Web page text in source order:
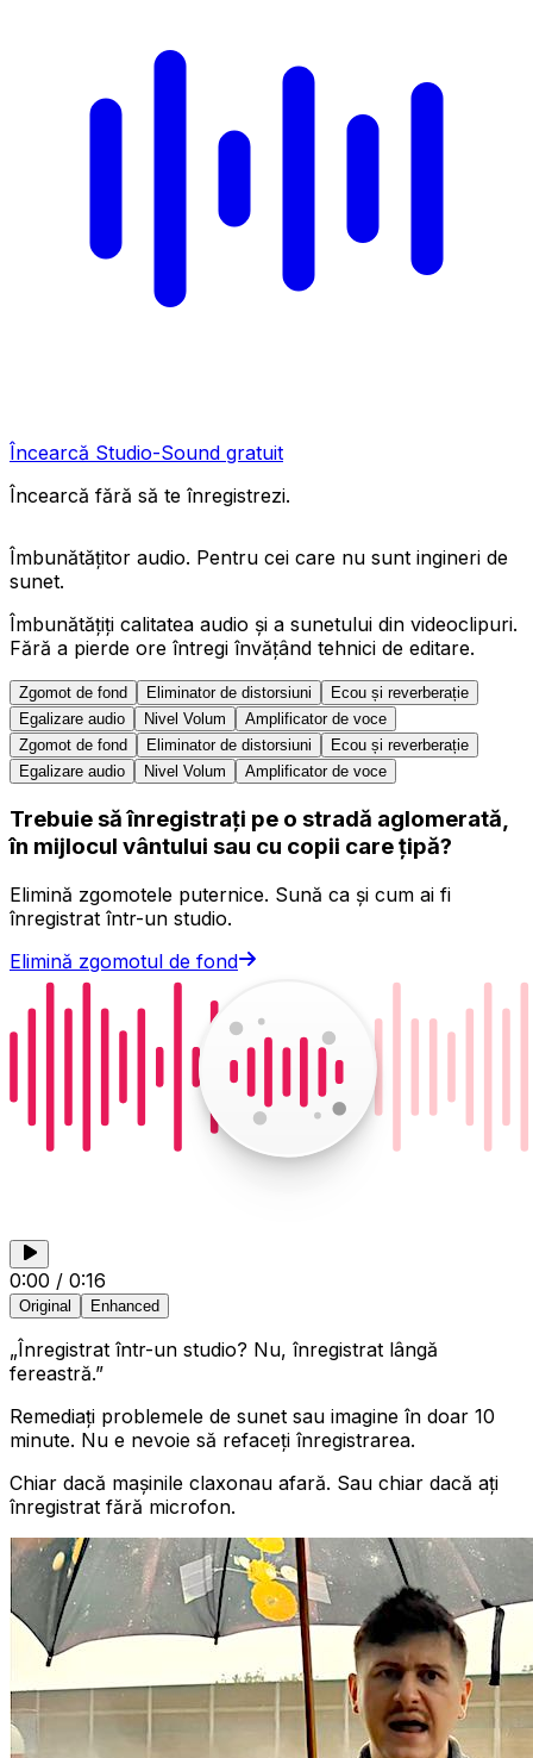
Încearcă Studio-Sound gratuit
Încearcă fără să te înregistrezi.
Îmbunătățitor audio. Pentru cei care nu sunt ingineri de
sunet.
Îmbunătățiți calitatea audio și a sunetului din videoclipuri.
Fără a pierde ore întregi învățând tehnici de editare.
Zgomot de fond Eliminator de distorsiuni
Ecou și reverberație
Egalizare audio
Nivel Volum
Amplificator de voce
Zgomot de fond
Eliminator de distorsiuni
Ecou și reverberație
Egalizare audio
Nivel Volum Amplificator de voce
Trebuie să înregistrați pe o stradă aglomerată,
în mijlocul vântului sau cu copii care țipă?
Elimină zgomotele puternice. Sună ca și cum ai fi
înregistrat într-un studio.
Elimină zgomotul de fond
0:00 / 0:16
Original Enhanced
„Înregistrat într-un studio? Nu, înregistrat lângă
fereastră.”
Remediați problemele de sunet sau imagine în doar 10
minute. Nu e nevoie să refaceți înregistrarea.
Chiar dacă mașinile claxonau afară. Sau chiar dacă ați
înregistrat fără microfon.